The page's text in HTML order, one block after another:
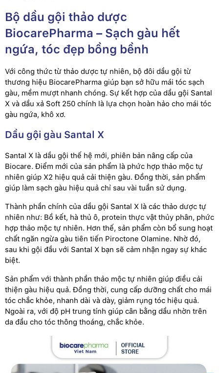
Bộ dầu gội thảo dược
BiocarePharma – Sạch gàu hết
ngứa, tóc đẹp bồng bềnh
Với công thức từ thảo dược tự nhiên, bộ đôi dầu gội từ
thương hiệu BiocarePharma giúp bạn sở hữu mái tóc sạch
gàu, mềm mượt nhanh chóng. Sự kết hợp của dầu gội Santal
X và dầu xả Soft 250 chính là lựa chọn hoàn hảo cho mái tóc
gàu ngứa, khô xơ.
Dầu gội gàu Santal X
Santal X là dầu gội thế hệ mới, phiên bản nâng cấp của
Biocare. Điểm mới của sản phẩm là phức hợp thảo mộc tự
nhiên giúp X2 hiệu quả cải thiện gàu. Đồng thời, sản phẩm
giúp làm sạch gàu hiệu quả chỉ sau vài tuần sử dụng.
Thành phần chính của dầu gội Santal X là các thảo dược tự
nhiên như: Bồ kết, hà thủ ô, protein thực vật thủy phân, phức
hợp thảo mộc tự nhiên. Hơn thế, sản phẩm còn bổ sung hoạt
chất ngăn ngừa gàu tiên tiến Piroctone Olamine. Nhờ đó,
sau khi gội đầu với Santal X bạn sẽ cảm nhận ngay sự khác
biệt.
Sản phẩm với thành phần thảo mộc tự nhiên giúp điều cải
thiện gàu hiệu quả. Đồng thời, cung cấp dưỡng chất cho mái
tóc chắc khỏe, nhanh dài và dày, giảm rụng tóc hiệu quả.
Ngoài ra, với độ pH trung tính giúp cân bằng dầu nhờn trên
da đầu cho tóc thông thoáng, chắc khỏe.